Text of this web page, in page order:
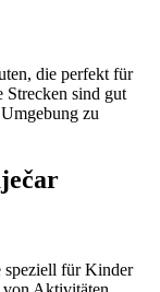
die perfekt für
Strecken sind gut
zu
speziell für Kinder